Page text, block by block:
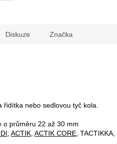
Diskuze Značka
řidítka nebo sedlovou tyč kola.
o průměru 22 až 30 mm
ACTIK ACTIK CORE ,